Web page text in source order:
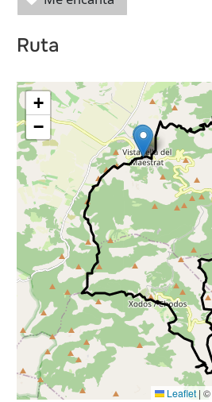
Ruta
+
−
Leaflet | ©